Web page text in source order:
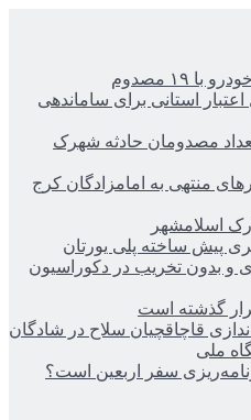
ریال اعتبار استانی برای ساماندهی
مصدومان حادثه شهرک
منتهی به امامزادگان کرج
پیش ساخته پلی یورتان
و بدون تخریب در دکوراسیون
گذشته است
قاچاقچیان سلاح در شادگان
ملی
سفر اربعین است؟